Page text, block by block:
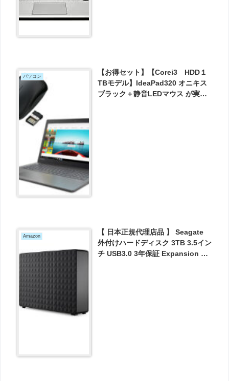
パソコン
【お得セット】【Corei3 HDD１
TBモデル】IdeaPad320 オニキス
ブラック＋静音LEDマウス が実質
Amazon
【 日本正規代理店品 】 Seagate
外付けハードディスク 3TB 3.5イン
チ USB3.0 3年保証 Expansion デ